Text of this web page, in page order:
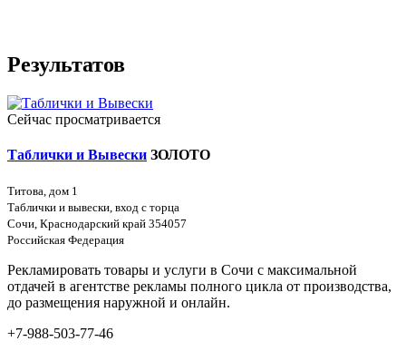
Результатов
Сейчас просматривается
Таблички и Вывески ЗОЛОТО
Титова, дом 1
Таблички и вывески, вход с торца
Сочи, Краснодарский край 354057
Российская Федерация
Рекламировать товары и услуги в Сочи с максимальной
отдачей в агентстве рекламы полного цикла от производства,
до размещения наружной и онлайн.
+7-988-503-77-46